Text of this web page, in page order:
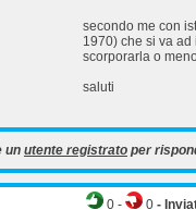
secondo me con
1970) che si va
scorporarla o
saluti
un utente registrato per
0 - 0 -